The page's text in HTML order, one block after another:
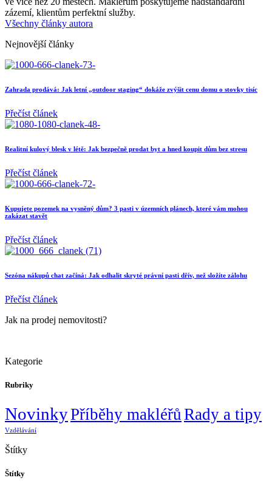
zázemí, klientům perfektní služby.
Všechny články autora
Nejnovější články
Zahrada prodává: Jak letní „outdoor staging“ dokáže zvýšit cenu domu o stovky tisíc
Přečíst článek
Realitní kulový blesk v létě: Jak bezpečně prodat byt a hned koupit dům bez stresu
Přečíst článek
Kupujete pozemek na vysněný dům? 3 pasti v územních plánech, které vám mohou
zakázat stavět
Přečíst článek
Sezóna nákupů chat začíná: Jak odhalit skryté právní pasti dřív, než složíte zálohu
Přečíst článek
Jak na prodej nemovitosti?
Kategorie
Rubriky
NovinkyPříběhy makléřů Rady a tipy
Vzdělávání
Štítky
Štítky